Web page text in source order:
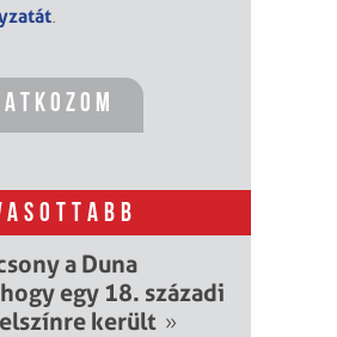
a Duna
egy 18. századi
került »